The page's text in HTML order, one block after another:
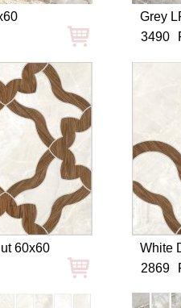
Grey
3490
60x60
White
2869